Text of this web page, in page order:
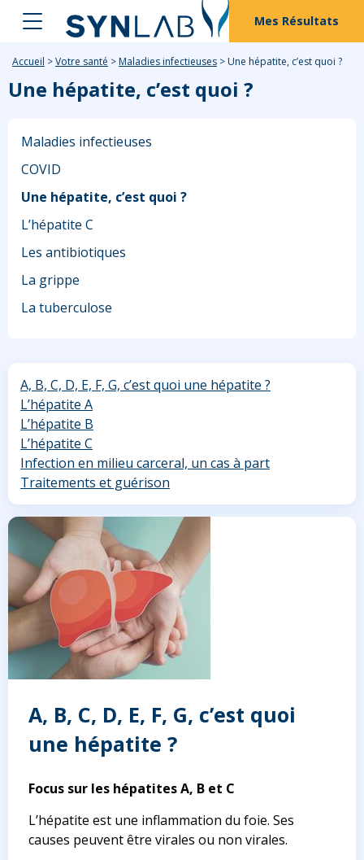
Mes Résultats
Accueil >Votre santé > Maladies infectieuses > Une hépatite, c’est quoi ?
Une hépatite, c’est quoi ?
Maladies infectieuses
COVID
Une hépatite, c’est quoi ?
L’hépatite C
Les antibiotiques
La grippe
La tuberculose
A, B, C, D, E, F, G, c’est quoi une hépatite ?
L’hépatite A
L’hépatite B
L’hépatite C
Infection en milieu carceral, un cas à part
Traitements et guérison
A, B, C, D, E, F, G, c’est quoi
une hépatite ?
Focus sur les hépatites A, B et C
L’hépatite est une inflammation du foie. Ses
causes peuvent être virales ou non virales.